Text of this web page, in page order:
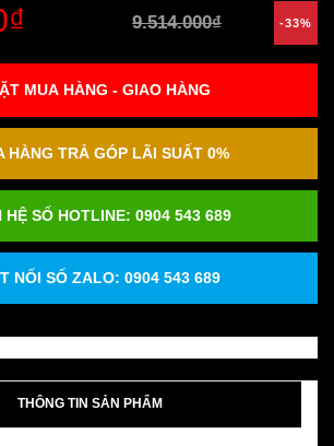
9.514.000₫ -33%
MUA HÀNG - GIAO HÀNG
HÀNG TRẢ GÓP LÃI SUẤT 0%
HỆ SỐ HOTLINE: 0904 543 689
NỐI SỐ ZALO: 0904 543 689
THÔNG TIN SẢN PHẨM